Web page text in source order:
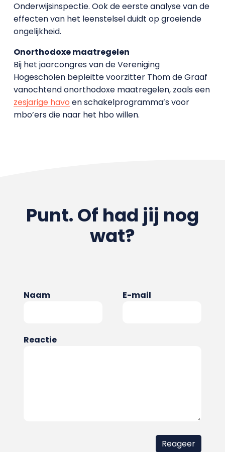
Onderwijsinspectie. Ook de eerste analyse van de
effecten van het leenstelsel duidt op groeiende
ongelijkheid.
Onorthodoxe maatregelen
Bij het jaarcongres van de Vereniging
Hogescholen bepleitte voorzitter Thom de Graaf
vanochtend onorthodoxe maatregelen, zoals een
zesjarige havo en schakelprogramma’s voor
mbo’ers die naar het hbo willen.
Punt. Of had jij nog
wat?
Naam E-mail
Reactie